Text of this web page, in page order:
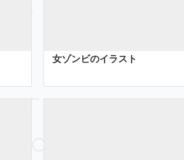
女ゾンビのイラスト